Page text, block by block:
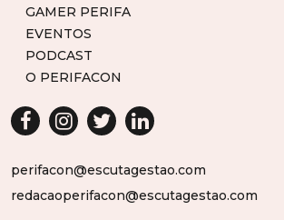
GAMER PERIFA
EVENTOS
PODCAST
O PERIFACON
perifacon@escutagestao.com
redacaoperifacon@escutagestao.com